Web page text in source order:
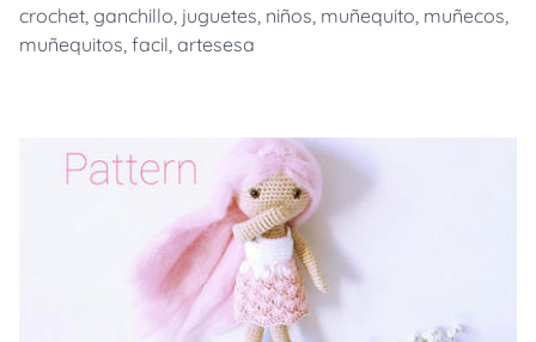
crochet, ganchillo, juguetes, niños, muñequito, muñecos,
muñequitos, facil, artesesa